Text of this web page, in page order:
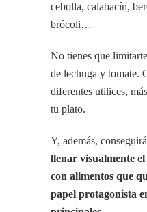
cebolla, calabacín,
brócoli…
No tienes que
de lechuga y tomate.
diferentes utilices,
tu plato.
Y, además,
llenar visualmente
con alimentos que
papel protagonista